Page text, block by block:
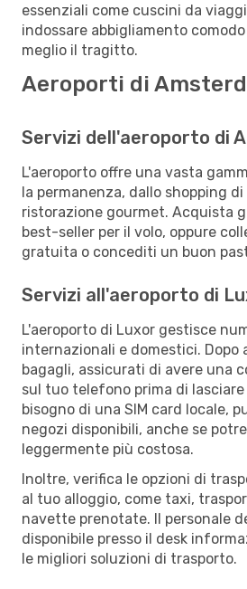
essenziali come cuscini da
indossare abbigliamento
meglio il tragitto.
Aeroporti di
Servizi dell'aeroporto di
L'aeroporto offre una vasta
la permanenza, dallo shopping di
ristorazione gourmet. Acquista
best-seller per il volo, oppure
gratuita o concediti un buon
Servizi all'aeroporto di
L'aeroporto di Luxor gestisce
internazionali e domestici. Dopo
bagagli, assicurati di avere una
sul tuo telefono prima di lasciare
bisogno di una SIM card locale,
negozi disponibili, anche se
leggermente più costosa.
Inoltre, verifica le opzioni di
al tuo alloggio, come taxi,
navette prenotate. Il personale
disponibile presso il desk
le migliori soluzioni di trasporto.